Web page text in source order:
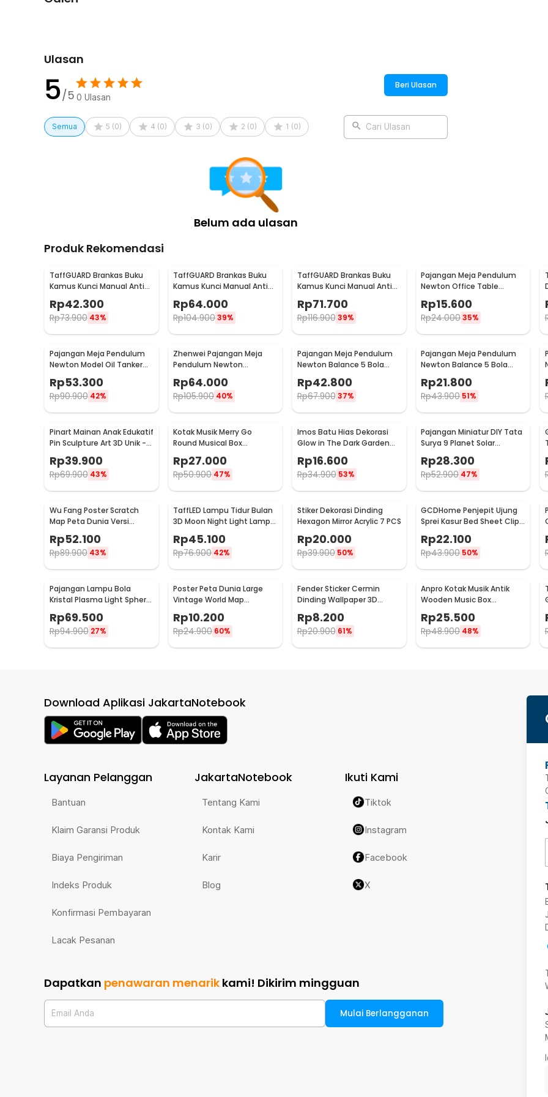
Ulasan
5/5 0 Ulasan
Beri Ulasan
Semua 5 (0) 4 (0) 3 (0) 2 (0) 1 (0) Cari Ulasan
Belum ada ulasan
Produk Rekomendasi
TaffGUARD Brankas Buku
Kamus Kunci Manual Anti
Maling Hidden Safe Box
Kecil - KB-10L
Rp42.300
Rp73.900 43%
TaffGUARD Brankas Buku
Kamus Kunci Manual Anti
Maling Hidden Safe Box
Sedang - KB-10L
Rp64.000
Rp104.90039%
TaffGUARD Brankas Buku
Kamus Kunci Manual Anti
Besar - KB-10L
Rp71.700
Rp116.900 39%
Pajangan Meja Pendulum
Newton Office Table
Decoration 5 Ball S - H50S
Rp15.600
Rp24.00035%
Pajangan Meja Pendulum
Newton Model Oil Tanker
Perpetual Debate - B101
Rp53.300
Rp90.900 42%
Zhenwei Pajangan Meja
Pendulum Newton
Perpetual Model Ferris
Wheel - ZPW
Rp64.000
Rp105.900 40%
Pajangan Meja Pendulum
Newton Balance 5 Bola
Model Arched M - ZY02
Rp42.800
Rp67.900 37%
Pajangan Meja Pendulum
Newton Balance 5 Bola
Model Arched S - ZY02
Rp21.800
Rp43.900 51%
Pinart Mainan Anak Edukatif
Pin Sculpture Art 3D Unik -
FD-P3
Rp39.900
Rp69.900 43%
Kotak Musik Merry Go
Round Musical Box
Y02
Rp27.000
Rp50.900 47%
Imos Batu Hias Dekorasi
Glow in The Dark Garden
Stone 100 PCS - HC0043
Rp16.600
Rp34.900 53%
Pajangan Miniatur DIY Tata
Surya 9 Planet Solar
System Planetary - 2135
Rp28.300
Rp52.900 47%
Wu Fang Poster Scratch
Map Peta Dunia Versi
Rp52.100
Rp89.900 43%
TaffLED Lampu Tidur Bulan
3D Moon Night Light Lamp 3
LD002701
Rp45.100
Rp76.900 42%
Stiker Dekorasi Dinding
Hexagon Mirror Acrylic 7 PCS
Rp20.000
Rp39.900 50%
GCDHome Penjepit Ujung
Sprei Kasur Bed Sheet Clip
Rp22.100
Rp43.900 50%
Pajangan Lampu Bola
Kristal Plasma Light Sphere
- ZC211700
Rp69.500
Rp94.900 27%
Poster Peta Dunia Large
Vintage World Map
Rp10.200
Rp24.900 60%
Fender Sticker Cermin
Dinding Wallpaper 3D
Model Square Mirror 9 PCS -
Q353
Rp8.200
Rp20.900 61%
Anpro Kotak Musik Antik
Wooden Music Box
ADQ0194
Rp25.500
Rp48.900 48%
Download Aplikasi JakartaNotebook
Layanan Pelanggan
Bantuan
Klaim Garansi Produk
Biaya Pengiriman
Indeks Produk
Konfirmasi Pembayaran
Lacak Pesanan
JakartaNotebook
Tentang Kami
Kontak Kami
Karir
Blog
Ikuti Kami
Tiktok
Instagram
Facebook
X
Dapatkan penawaran menarik kami! Dikirim mingguan
Email Anda Mulai Berlangganan